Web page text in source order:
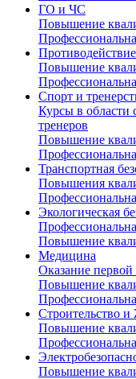
ГО и ЧС
Повышение
Повышение
Спорт и
Курсы в области
тренеров
Повышение
Транспортная
Повышения
Экологическая
Повышение
Медицина
Оказание
Повышение
Строительство
Повышение
Повышение